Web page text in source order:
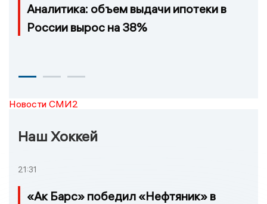
Аналитика: объем выдачи ипотеки в
России вырос на 38%
Новости СМИ2
Наш Хоккей
21:31
«Ак Барс» победил «Нефтяник» в